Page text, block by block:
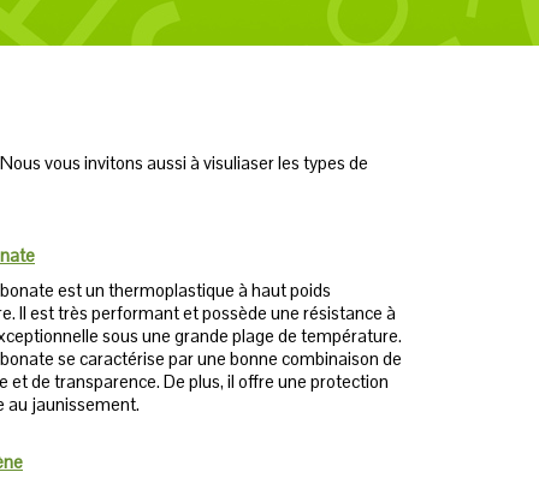
vous invitons aussi à visuliaser les types de
est un thermoplastique à haut poids
Il est très performant et possède une résistance à
sous une grande plage de température.
se caractérise par une bonne combinaison de
et de transparence. De plus, il offre une protection
au jaunissement.